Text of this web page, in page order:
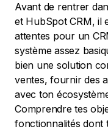
Avant de rentrer
et HubSpot CRM, il
attentes pour un
système assez
bien une solution
ventes, fournir des
avec ton
Comprendre tes
fonctionnalités dont